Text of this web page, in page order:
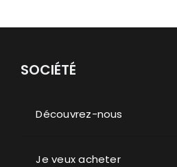
SOCIÉTÉ
Découvrez-nous
Je veux acheter